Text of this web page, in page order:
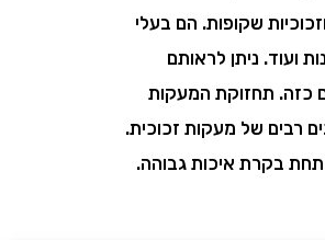
שקופות. הם בעלי
ועוד. ניתן לראותם
כזה. תחזוקת המעקות
רבים של מעקות זכוכית.
בקרת איכות גבוהה.